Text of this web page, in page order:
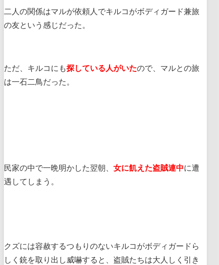
二人の関係はマルが依頼人でキルコがボディガード兼旅
の友という感じだった。
ただ、キルコにも探している人がいたので、マルとの旅
は一石二鳥だった。
民家の中で一晩明かした翌朝、 女に飢えた盗賊連中に遭
遇してしまう。
クズには容赦するつもりのないキルコがボディガードら
しく銃を取り出し威嚇すると、盗賊たちは大人しく引き